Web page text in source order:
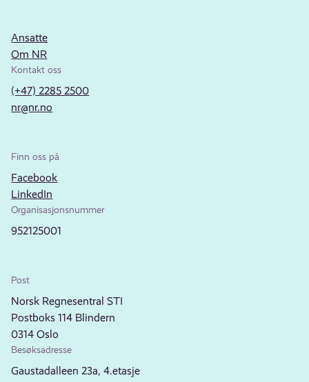
Ansatte
Om NR
Kontakt oss
(+47) 2285 2500
nr@nr.no
Finn oss på
Facebook
LinkedIn
Organisasjonsnummer
952125001
Post
Norsk Regnesentral STI
Postboks 114 Blindern
0314 Oslo
Besøksadresse
Gaustadalleen 23a, 4.etasje